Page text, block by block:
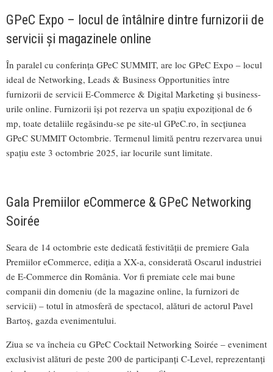
GPeC Expo – locul de întâlnire dintre furnizorii de
servicii și magazinele online
În paralel cu conferința GPeC SUMMIT, are loc GPeC Expo – locul
ideal de Networking, Leads & Business Opportunities între
furnizorii de servicii E-Commerce & Digital Marketing și business-
urile online. Furnizorii își pot rezerva un spațiu expozițional de 6
mp, toate detaliile regăsindu-se pe site-ul GPeC.ro, în secțiunea
GPeC SUMMIT Octombrie. Termenul limită pentru rezervarea unui
spațiu este 3 octombrie 2025, iar locurile sunt limitate.
Gala Premiilor eCommerce & GPeC Networking
Soirée
Seara de 14 octombrie este dedicată festivității de premiere Gala
Premiilor eCommerce, ediția a XX-a, considerată Oscarul industriei
de E-Commerce din România. Vor fi premiate cele mai bune
companii din domeniu (de la magazine online, la furnizori de
servicii) – totul în atmosferă de spectacol, alături de actorul Pavel
Bartoș, gazda evenimentului.
Ziua se va încheia cu GPeC Cocktail Networking Soirée – eveniment
exclusivist alături de peste 200 de participanți C-Level, reprezentanți